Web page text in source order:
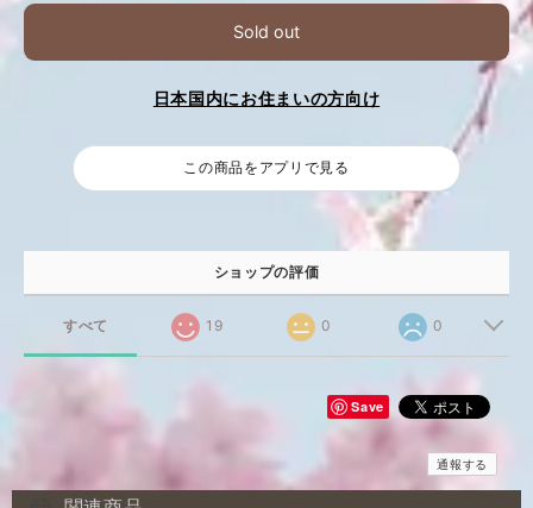
Sold out
日本国内にお住まいの方向け
この商品をアプリで見る
ショップの評価
すべて 19 0 0
Save
通報する